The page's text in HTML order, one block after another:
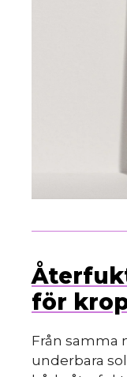
för
Från samma
underbara